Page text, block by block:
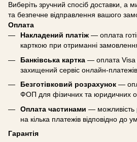
Виберіть зручний спосіб доставки, а
та безпечне відправлення вашого
Оплата
Накладений платіж — оплата
карткою при отриманні
Банківська картка — оплата Visa
захищений сервіс онлайн-платежів.
Безготівковий розрахунок —
ФОП для фізичних та юридичних
Оплата частинами — можливість
на кілька платежів відповідно до
Гарантія